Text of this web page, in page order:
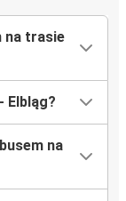
na trasie
Elbląg?
na